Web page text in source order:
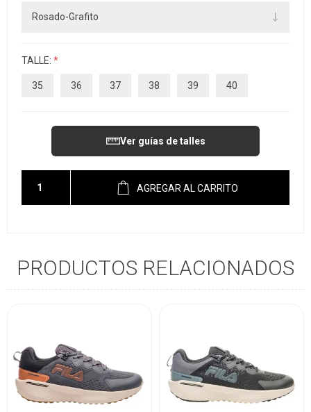
TALLE: *
35 36 37 38 39 40
Ver guías de talles
AGREGAR AL CARRITO
PRODUCTOS RELACIONADOS